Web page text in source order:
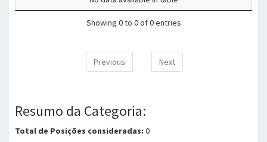
Showing 0 to 0 of 0 entries
Previous Next
Resumo da Categoria:
Total de Posições consideradas: 0